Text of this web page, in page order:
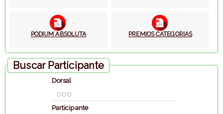
PODIUM ABSOLUTA PREMIOS CATEGORIAS
Buscar Participante
Dorsal
Participante